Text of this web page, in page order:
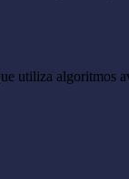
algoritmos